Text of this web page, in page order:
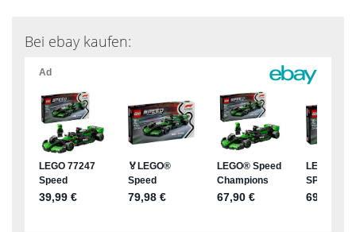
Bei ebay kaufen: